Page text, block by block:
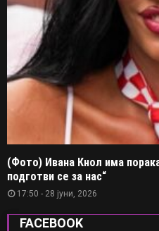
(Фото) Ивана Кнол има
подготви се за нас“
17:50 - 28 јуни, 2026
FACEBOOK